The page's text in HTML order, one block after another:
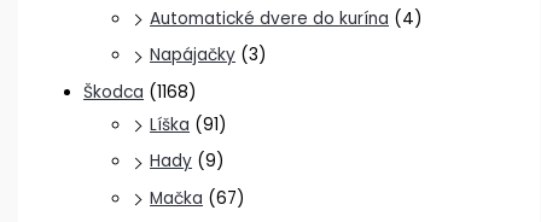
Automatické dvere do kurína (4)
Napájačky (3)
Škodca (1168)
Líška (91)
Hady (9)
Mačka (67)